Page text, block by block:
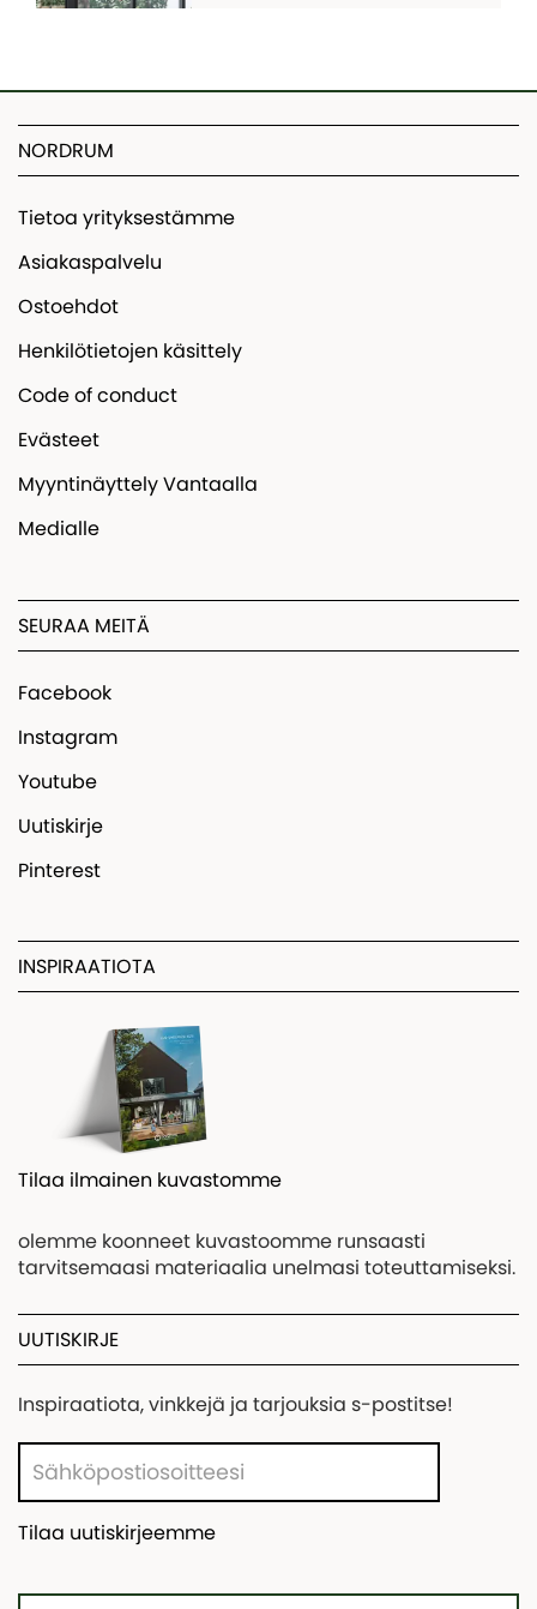
NORDRUM
Tietoa yrityksestämme
Asiakaspalvelu
Ostoehdot
Henkilötietojen käsittely
Code of conduct
Evästeet
Myyntinäyttely Vantaalla
Medialle
SEURAA MEITÄ
Facebook
Instagram
Youtube
Uutiskirje
Pinterest
INSPIRAATIOTA
Tilaa ilmainen kuvastomme
olemme koonneet kuvastoomme runsaasti
tarvitsemaasi materiaalia unelmasi toteuttamiseksi.
UUTISKIRJE
Inspiraatiota, vinkkejä ja tarjouksia s-postitse!
Tilaa uutiskirjeemme